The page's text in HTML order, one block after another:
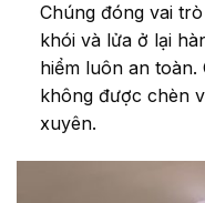
Chúng đóng vai
khói và lửa ở lại
hiểm luôn an
không được chèn
xuyên.